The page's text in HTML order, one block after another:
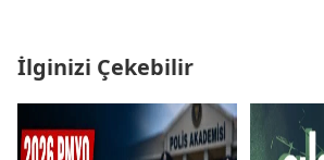
İlginizi Çekebilir